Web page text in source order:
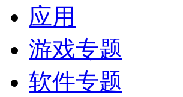
应用
游戏专题
软件专题